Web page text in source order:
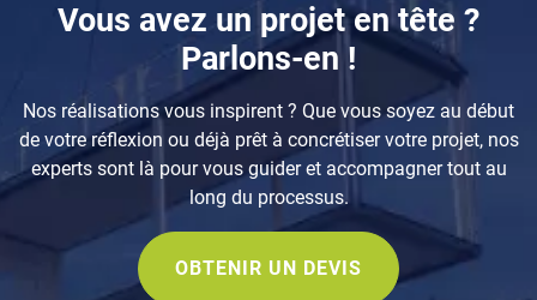
Vous avez un projet en tête ?
Parlons-en !
Nos réalisations vous inspirent ? Que vous soyez au début
de votre réflexion ou déjà prêt à concrétiser votre projet, nos
experts sont là pour vous guider et accompagner tout au
long du processus.
OBTENIR UN DEVIS